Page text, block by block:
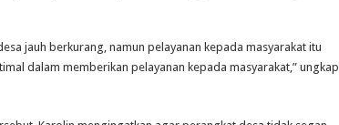
jauh berkurang, namun pelayanan kepada masyarakat itu
dalam memberikan pelayanan kepada masyarakat,” ungkap